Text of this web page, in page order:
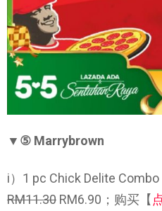
▼⑤ Marrybrown
i）1 pc Chick Delite
RM11.30 RM6.90；购买【